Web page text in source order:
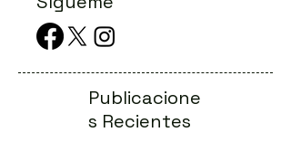
Publicacione
s Recientes